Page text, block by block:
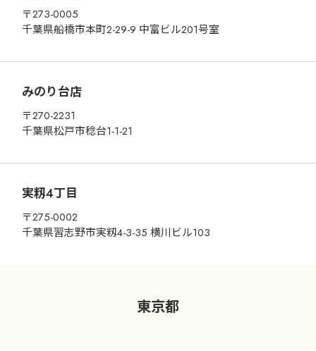
〒273-0005
千葉県船橋市本町2-29-9 中富ビル201号室
みのり台店
〒270-2231
千葉県松戸市稔台1-1-21
実籾4丁目
〒275-0002
千葉県習志野市実籾4-3-35 横川ビル103
東京都